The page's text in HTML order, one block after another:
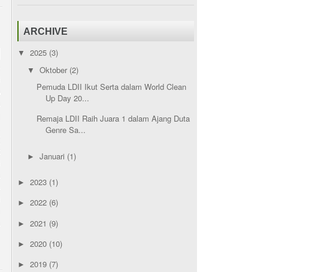
ARCHIVE
▼ 2025 (3)
▼ Oktober (2)
Pemuda LDII Ikut Serta dalam World Clean
Up Day 20...
Remaja LDII Raih Juara 1 dalam Ajang Duta
Genre Sa...
► Januari (1)
► 2023 (1)
► 2022 (6)
► 2021 (9)
► 2020 (10)
► 2019 (7)